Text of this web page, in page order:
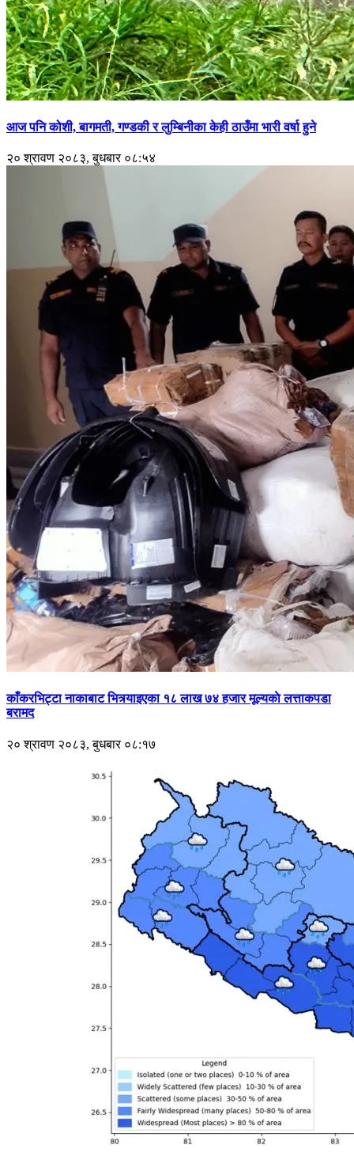
आज पनि कोशी, बागमती, गण्डकी र लुम्बिनीका केही ठाउँमा भारी वर्षा हुने
२० श्रावण २०८३, बुधबार ०८:५४
काँकरभिट्टा नाकाबाट भित्र्याइएका १८ लाख ७४ हजार मूल्यकाे लत्ताकपडा
बरामद
२० श्रावण २०८३, बुधबार ०८:१७